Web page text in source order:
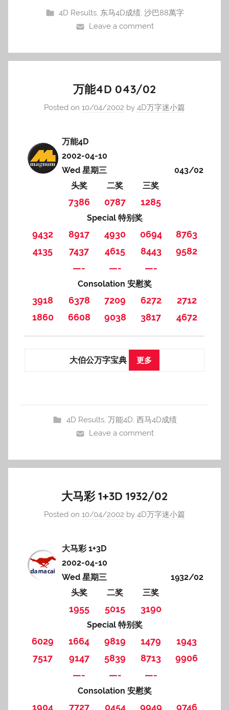
4D Results, 东马4D成绩,沙巴88萬字
Leave a comment
万能4D 043/02
Posted on 10/04/2002 by 4D万字迷小篇
万能4D
2002-04-10
Wed 星期三
043/02
头奖
二奖 三奖
7386 0787 1285
Special 特别奖
9432 8917 4930 0694
8763
4135
7437 4615 8443
9582
—-
—- —-
Consolation 安慰奖
3918 6378 7209 6272
2712
1860
6608 9038 3817 4672
大伯公万字宝典 更多
4D Results, 万能4D, 西马4D成绩
Leave a comment
大马彩 1+3D 1932/02
Posted on 10/04/2002 by 4D万字迷小篇
大马彩 1+3D
2002-04-10
Wed 星期三
1932/02
头奖
二奖 三奖
1955 5015 3190
Special 特别奖
6029 1664 9819 1479
1943
7517
9147 5839 8713
9906
—-
—- —-
Consolation 安慰奖
1904 7727 0454 9949 9746